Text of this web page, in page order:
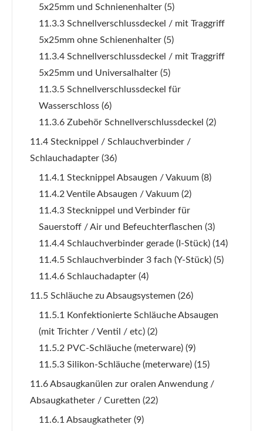
5x25mm und Schnienenhalter (5)
11.3.3 Schnellverschlussdeckel / mit Traggriff
5x25mm ohne Schienenhalter (5)
11.3.4 Schnellverschlussdeckel / mit Traggriff
5x25mm und Universalhalter (5)
11.3.5 Schnellverschlussdeckel für
Wasserschloss (6)
11.3.6 Zubehör Schnellverschlussdeckel (2)
11.4 Stecknippel / Schlauchverbinder /
Schlauchadapter (36)
11.4.1 Stecknippel Absaugen / Vakuum (8)
11.4.2 Ventile Absaugen / Vakuum (2)
11.4.3 Stecknippel und Verbinder für
Sauerstoff / Air und Befeuchterflaschen (3)
11.4.4 Schlauchverbinder gerade (I-Stück) (14)
11.4.5 Schlauchverbinder 3 fach (Y-Stück) (5)
11.4.6 Schlauchadapter (4)
11.5 Schläuche zu Absaugsystemen (26)
11.5.1 Konfektionierte Schläuche Absaugen
(mit Trichter / Ventil / etc) (2)
11.5.2 PVC-Schläuche (meterware) (9)
11.5.3 Silikon-Schläuche (meterware) (15)
11.6 Absaugkanülen zur oralen Anwendung /
Absaugkatheter / Curetten (22)
11.6.1 Absaugkatheter (9)